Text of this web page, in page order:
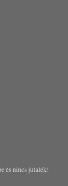
és nincs jutalék!